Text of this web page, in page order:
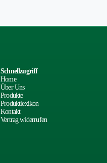
Schnellzugriff
Home
Über Uns
Produkte
Produktlexikon
Kontakt
Vertrag widerrufen